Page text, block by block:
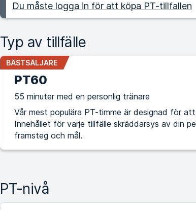
Du måste logga in för att köpa PT-tillfallen
Typ av tillfälle
PT60
BÄSTSÄLJARE
55 minuter med en personlig tränare
Vår mest populära PT-timme är designad för
Innehållet för varje tillfälle skräddarsys av din
framsteg och mål.
PT-nivå